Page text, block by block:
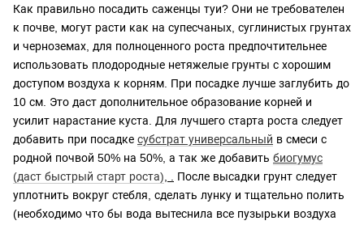
Как правильно посадить саженцы туи? Они не требователен
к почве, могут расти как на супесчаных, суглинистых грунтах
и черноземах, для полноценного роста предпочтительнее
использовать плодородные нетяжелые грунты с хорошим
доступом воздуха к корням. При посадке лучше заглубить до
10 см. Это даст дополнительное образование корней и
усилит нарастание куста. Для лучшего старта роста следует
добавить при посадке субстрат универсальный в смеси с
родной почвой 50% на 50%, а так же добавить биогумус
(даст быстрый старт роста)
После высадки грунт следует
уплотнить вокруг стебля, сделать лунку и тщательно полить
(необходимо что бы вода вытеснила все пузырьки воздуха